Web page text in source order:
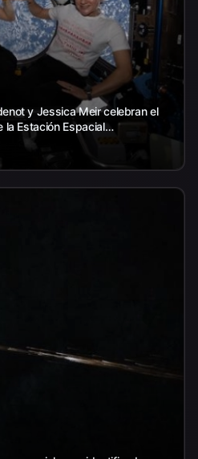
y Jessica Meir celebran el
la Estación Espacial